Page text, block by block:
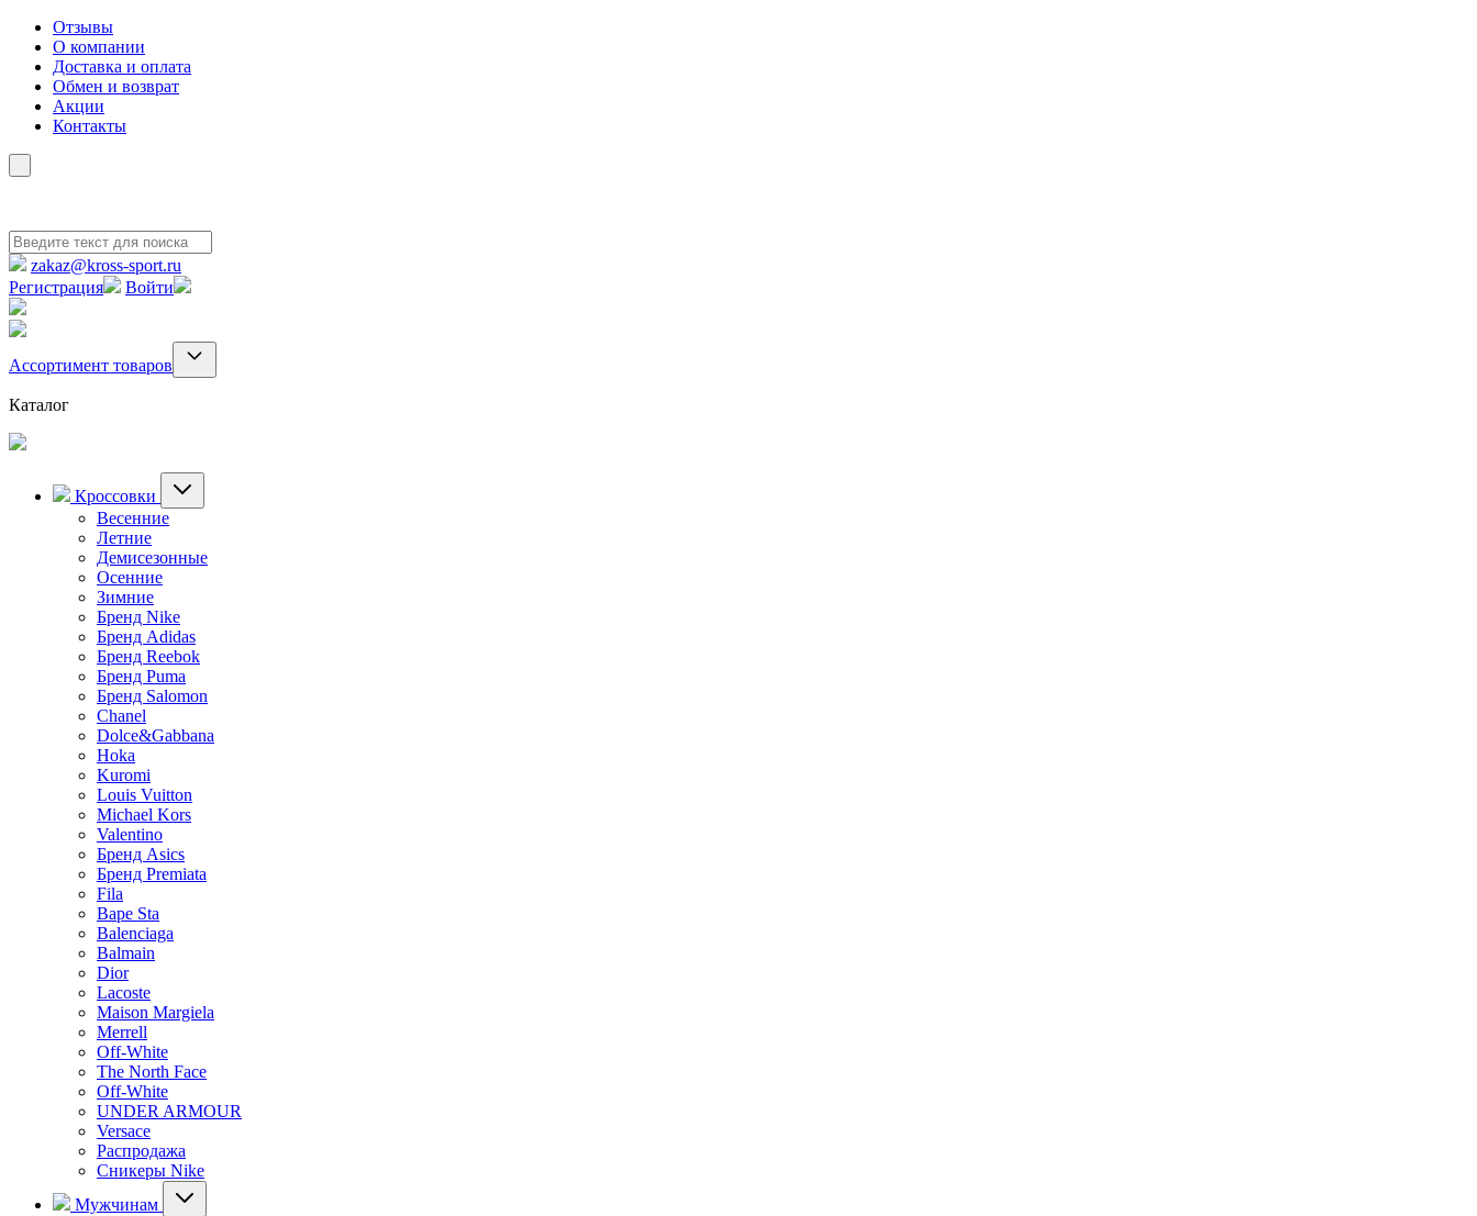
Отзывы
О компании
Доставка и оплата
Обмен и возврат
Акции
Контакты
zakaz@kross-sport.ru
Регистрация
Войти
Ассортимент товаров
Каталог
Кроссовки
Весенние
Летние
Демисезонные
Осенние
Зимние
Бренд Nike
Бренд Adidas
Бренд Reebok
Бренд Puma
Бренд Salomon
Chanel
Dolce&Gabbana
Hoka
Kuromi
Louis Vuitton
Michael Kors
Valentino
Бренд Asics
Бренд Premiata
Fila
Bape Sta
Balenciaga
Balmain
Dior
Lacoste
Maison Margiela
Merrell
Off-White
The North Face
Off-White
UNDER ARMOUR
Versace
Распродажа
Сникеры Nike
Мужчинам